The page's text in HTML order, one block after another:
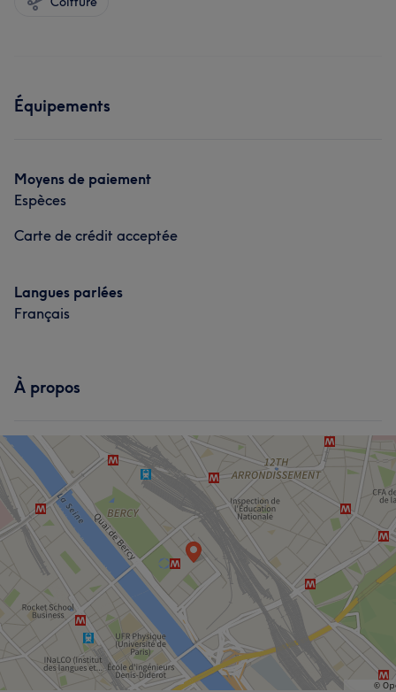
Équipements
Moyens de paiement
Espèces
Carte de crédit acceptée
Langues parlées
Français
À propos